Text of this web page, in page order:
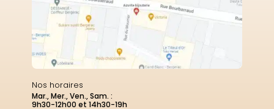
Nos horaires
Mar., Mer., Ven., Sam. :
9h30-12h00 et 14h30-19h